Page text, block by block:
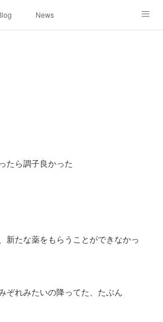
News
たら調子良かった
新たな薬をもらうことができなかっ
ぞれみたいの降ってた、たぶん